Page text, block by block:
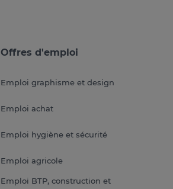
Offres d'emploi
Emploi graphisme et design
Emploi achat
Emploi hygiène et sécurité
Emploi agricole
Emploi BTP, construction et